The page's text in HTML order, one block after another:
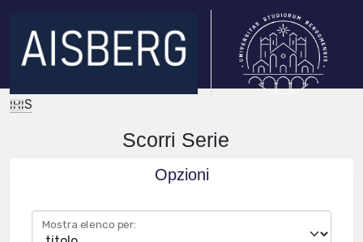
IRIS
Scorri Serie
Opzioni
Mostra elenco per: